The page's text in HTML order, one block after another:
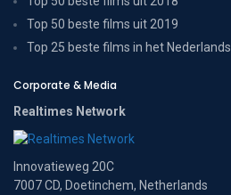
Top 50 beste films uit 2019
Top 25 beste films in het Nederlands
Corporate & Media
Realtimes Network
Innovatieweg 20C
7007 CD, Doetinchem, Netherlands